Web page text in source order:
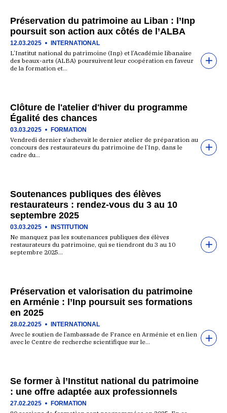
Préservation du patrimoine au Liban : l’Inp
poursuit son action aux côtés de l’ALBA
12.03.2025 INTERNATIONAL
L’Institut national du patrimoine (Inp) et l’Académie libanaise
des beaux-arts (ALBA) poursuivent leur coopération en faveur
de la formation et…
Clôture de l'atelier d'hiver du programme
Égalité des chances
03.03.2025 FORMATION
Vendredi dernier s’achevait le dernier atelier de préparation au
concours des restaurateurs du patrimoine de l’Inp, dans le
cadre du…
Soutenances publiques des élèves
restaurateurs : rendez-vous du 3 au 10
septembre 2025
03.03.2025 INSTITUTION
Ne manquez pas les soutenances publiques des élèves
restaurateurs du patrimoine, qui se tiendront du 3 au 10
septembre 2025…
Préservation et valorisation du patrimoine
en Arménie : l’Inp poursuit ses formations
en 2025
28.02.2025 INTERNATIONAL
Avec le soutien de l’ambassade de France en Arménie et en lien
avec le Centre de recherche scientifique sur le…
Se former à l’Institut national du patrimoine
: une offre adaptée aux professionnels
27.02.2025 FORMATION